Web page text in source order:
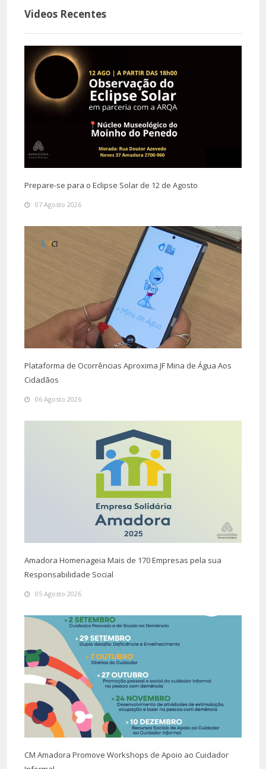
Videos Recentes
Prepare-se para o Eclipse Solar de 12 de Agosto
07 Agosto 2026
Plataforma de Ocorrências Aproxima JF Mina de Água Aos
Cidadãos
06 Agosto 2026
Amadora Homenageia Mais de 170 Empresas pela sua
Responsabilidade Social
05 Agosto 2026
CM Amadora Promove Workshops de Apoio ao Cuidador